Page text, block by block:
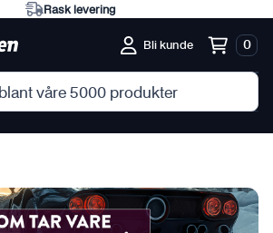
Rask levering
Bli kunde 0